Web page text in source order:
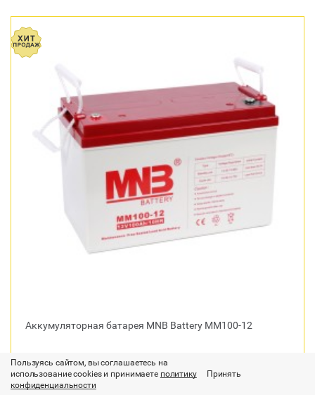
Аккумуляторная батарея MNB Battery MM100-12
Производитель:
Тип электролита:
Номинальное напряжение, В: 12
Номинальная емкость, Ач:
Пользуясь сайтом, вы соглашаетесь на
использование cookies и принимаете политику
конфиденциальности
Принять